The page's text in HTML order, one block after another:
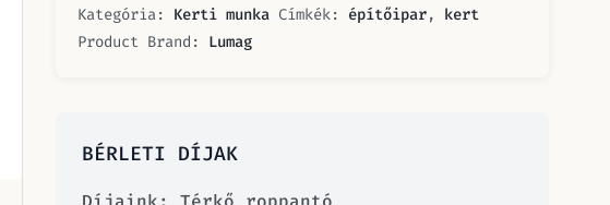
Kategória: Kerti munka Címkék: építőipar, kert
Product Brand: Lumag
BÉRLETI DÍJAK